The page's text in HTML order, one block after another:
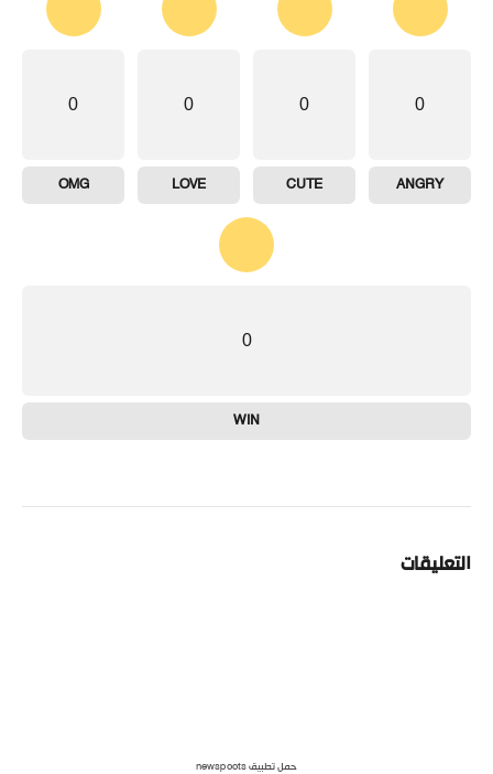
0
ANGRY
0
CUTE
0
LOVE
0
OMG
0
WIN
التعليقات
حمل تطبيق newspoots